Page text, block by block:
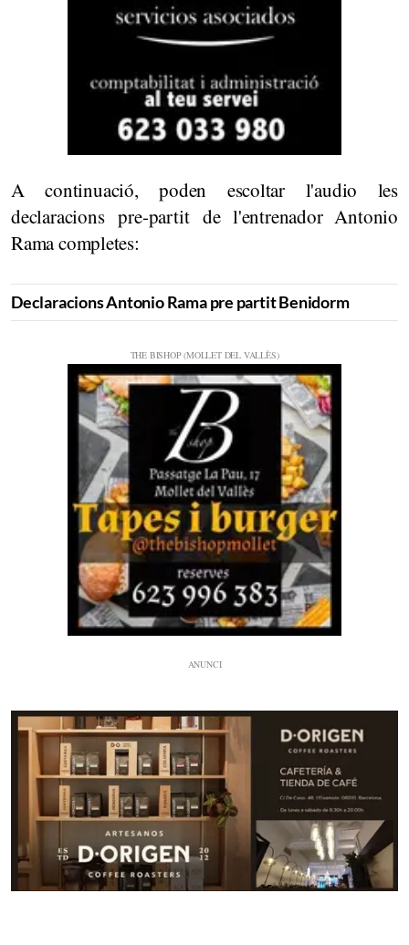
A continuació, poden escoltar l'audio les
declaracions pre-partit de l'entrenador Antonio
Rama completes:
Declaracions Antonio Rama pre partit Benidorm